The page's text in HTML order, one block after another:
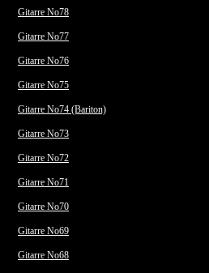
Gitarre No78
Gitarre No77
Gitarre No76
Gitarre No75
Gitarre No74 (Bariton)
Gitarre No73
Gitarre No72
Gitarre No71
Gitarre No70
Gitarre No69
Gitarre No68